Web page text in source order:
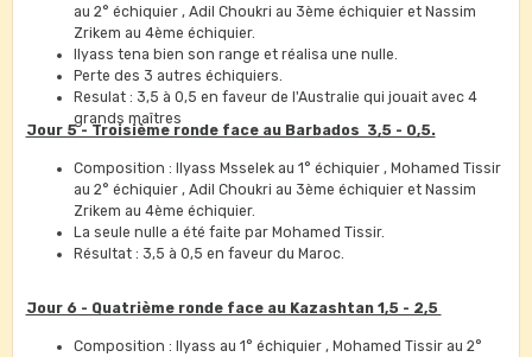
au 2° échiquier , Adil Choukri au 3ème échiquier et Nassim
Zrikem au 4ème échiquier.
Ilyass tena bien son range et réalisa une nulle.
Perte des 3 autres échiquiers.
Resulat : 3,5 à 0,5 en faveur de l'Australie qui jouait avec 4
grands maîtres
Jour 5 - Troisième ronde face au Barbados 3,5 - 0,5.
Composition : Ilyass Msselek au 1° échiquier , Mohamed Tissir
au 2° échiquier , Adil Choukri au 3ème échiquier et Nassim
Zrikem au 4ème échiquier.
La seule nulle a été faite par Mohamed Tissir.
Résultat : 3,5 à 0,5 en faveur du Maroc.
Jour 6 - Quatrième ronde face au Kazashtan 1,5 - 2,5
Composition : Ilyass au 1° échiquier , Mohamed Tissir au 2°